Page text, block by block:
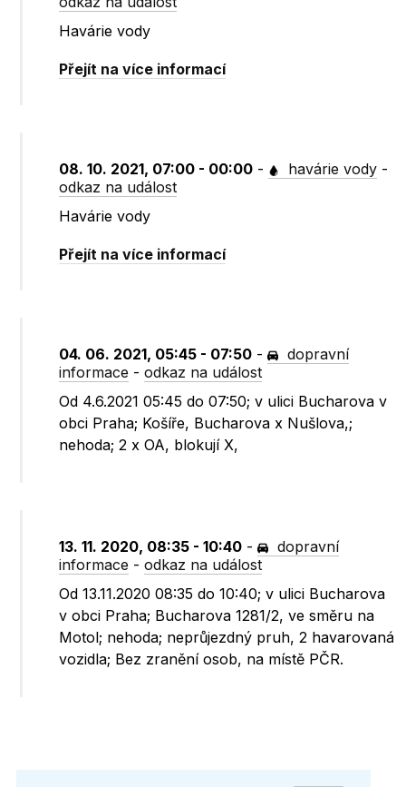
Havárie vody
Přejít na více informací
08. 10. 2021, 07:00 - 00:00 - havárie vody -
odkaz na událost
Havárie vody
Přejít na více informací
04. 06. 2021, 05:45 - 07:50 -
dopravní
informace -odkaz na událost
Od 4.6.2021 05:45 do 07:50; v ulici Bucharova v
obci Praha; Košíře, Bucharova x Nušlova,;
nehoda; 2 x OA, blokují X,
13. 11. 2020, 08:35 - 10:40 -
dopravní
informace -odkaz na událost
Od 13.11.2020 08:35 do 10:40; v ulici Bucharova
v obci Praha; Bucharova 1281/2, ve směru na
Motol; nehoda; neprůjezdný pruh, 2 havarovaná
vozidla; Bez zranění osob, na místě PČR.